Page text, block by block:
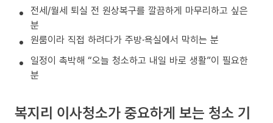
전세/월세 퇴실 전 원상복구를 깔끔하게 마무리하고 싶은
분
원룸이라 직접 하려다가 주방·욕실에서 막히는 분
일정이 촉박해 “오늘 청소하고 내일 바로 생활”이 필요한
분
복지리 이사청소가 중요하게 보는 청소 기